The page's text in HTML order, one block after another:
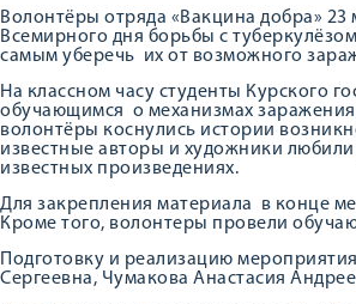
Волонтёры отряда «Вакцина добра» 23
Всемирного дня борьбы с
самым уберечь их от возможного
На классном часу студенты Курского
обучающимся о механизмах
волонтёры коснулись истории
известные авторы и художники
известных произведениях.
Для закрепления материала в конце
Кроме того, волонтеры провели
Подготовку и реализацию
Сергеевна, Чумакова Анастасия